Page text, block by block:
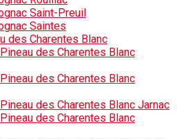
Saint-Preuil
Saintes
des Charentes Blanc
des Charentes Blanc
des Charentes Blanc
des Charentes Blanc Jarnac
des Charentes Blanc